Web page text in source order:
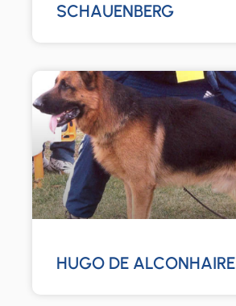
SCHAUENBERG
HUGO DE ALCONHAIRE